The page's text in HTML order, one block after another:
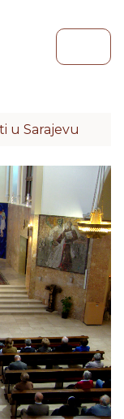
Menu
u Sarajevu